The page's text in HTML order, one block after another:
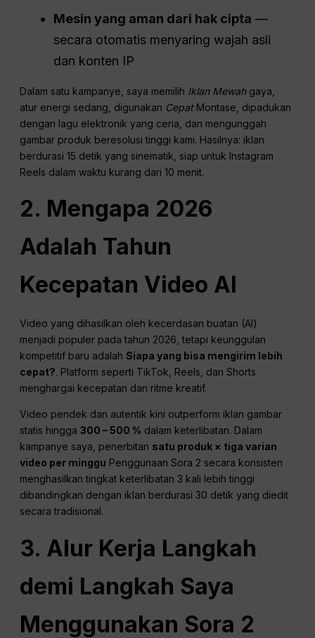
Mesin yang aman dari hak cipta —
secara otomatis menyaring wajah asli
dan konten IP
Dalam satu kampanye, saya memilih Iklan Mewahgaya,
atur energi sedang, digunakan CepatMontase, dipadukan
dengan lagu elektronik yang ceria, dan mengunggah
gambar produk beresolusi tinggi kami. Hasilnya: iklan
berdurasi 15 detik yang sinematik, siap untuk Instagram
Reels dalam waktu kurang dari 10 menit.
2. Mengapa 2026
Adalah Tahun
Kecepatan Video AI
Video yang dihasilkan oleh kecerdasan buatan (AI)
menjadi populer pada tahun 2026, tetapi keunggulan
kompetitif baru adalahSiapa yang bisa mengirim lebih
cepat?. Platform seperti TikTok, Reels, dan Shorts
menghargai kecepatan dan ritme kreatif.
Video pendek dan autentik kini outperform iklan gambar
statis hingga300 – 500 % dalam keterlibatan. Dalam
kampanye saya, penerbitan satu produk × tiga varian
video per minggu Penggunaan Sora 2 secara konsisten
menghasilkan tingkat keterlibatan 3 kali lebih tinggi
dibandingkan dengan iklan berdurasi 30 detik yang diedit
secara tradisional.
3. Alur Kerja Langkah
demi Langkah Saya
Menggunakan Sora 2